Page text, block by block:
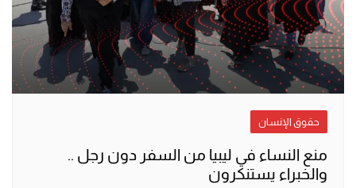
حقوق الإنسان
منع النساء في ليبيا من السفر دون رجل ..
والخبراء يستنكرون